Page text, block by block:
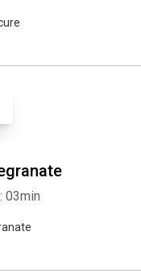
03min